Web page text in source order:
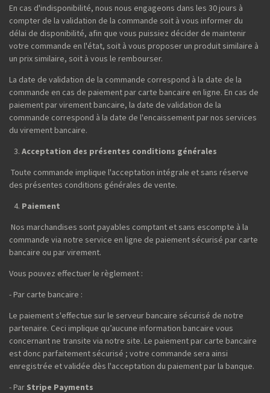
En cas d'indisponibilité, nous nous engageons dans les 30 jours à
compter de la validation de la commande soit à vous informer du
délai de disponibilité, afin que vous puissiez décider de maintenir
votre commande en l'état, soit à vous proposer un produit similaire à
un prix similaire, soit à vous le rembourser.
La date de validation de la commande correspond à la date de la
commande en cas de paiement par carte bancaire en ligne. En cas de
paiement par virement bancaire, la date de validation de la
commande correspond à la date de l'encaissement par nos services
du virement bancaire.
Acceptation des présentes conditions générales
Toute commande implique l'acceptation intégrale et sans réserve
des présentes conditions générales de vente.
Paiement
Nos marchandises sont payables comptant et sans escompte à la
commande via notre service en ligne de paiement sécurisé par carte
bancaire ou par virement.
Vous pouvez effectuer le règlement :
- Par carte bancaire :
Le paiement s'effectue sur le serveur bancaire sécurisé de notre
partenaire. Ceci implique qu’aucune information bancaire vous
concernant ne transite via notre site. Le paiement par carte bancaire
est donc parfaitement sécurisé ; votre commande sera ainsi
enregistrée et validée dès l'acceptation du paiement par la banque.
- Par Stripe Payments